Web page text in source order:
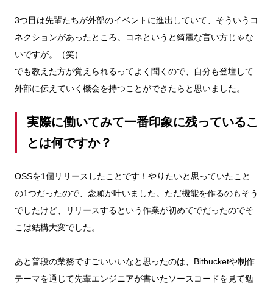
3つ目は先輩たちが外部のイベントに進出していて、そういうコ
ネクションがあったところ。コネというと綺麗な言い方じゃな
いですが。（笑）
でも教えた方が覚えられるってよく聞くので、自分も登壇して
外部に伝えていく機会を持つことができたらと思いました。
実際に働いてみて一番印象に残っているこ
とは何ですか？
OSSを1個リリースしたことです！やりたいと思っていたこと
の1つだったので、念願が叶いました。ただ機能を作るのもそう
でしたけど、リリースするという作業が初めてでだったのでそ
こは結構大変でした。
あと普段の業務ですごいいいなと思ったのは、Bitbucketや制作
テーマを通じて先輩エンジニアが書いたソースコードを見て勉